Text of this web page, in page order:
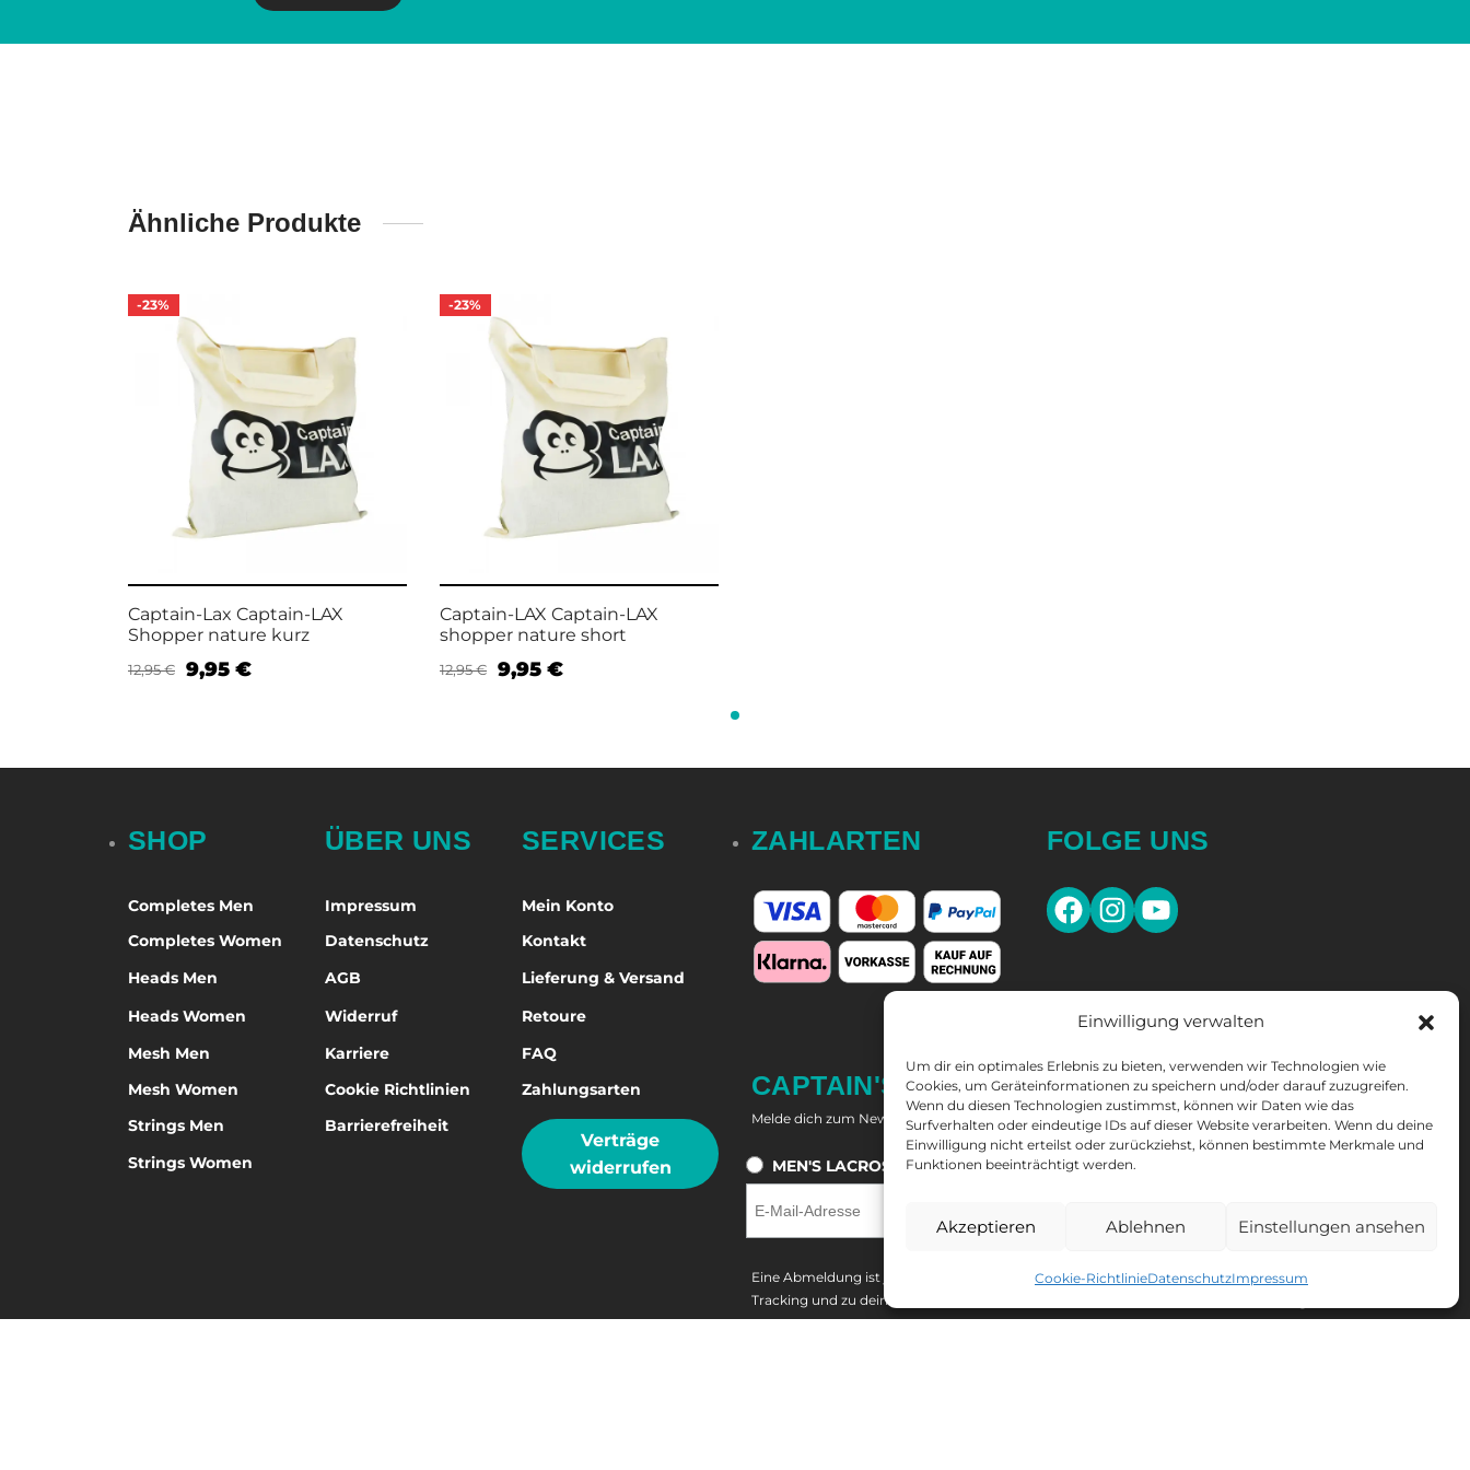
Einwilligung verwalten
Um dir ein optimales Erlebnis zu bieten, verwenden wir Technologien wie
Cookies, um Geräteinformationen zu speichern und/oder darauf zuzugreifen.
Wenn du diesen Technologien zustimmst, können wir Daten wie das
Surfverhalten oder eindeutige IDs auf dieser Website verarbeiten. Wenn du deine
Einwilligung nicht erteilst oder zurückziehst, können bestimmte Merkmale und
Funktionen beeinträchtigt werden.
Akzeptieren Ablehnen Einstellungen ansehen
Cookie-RichtlinieDatenschutzImpressum
regionalen Imker umsorgt!
Ähnliche Produkte
-23%
Captain-Lax Captain-LAX
Shopper nature kurz
12,95€ 9,95 €
-23%
Captain-LAX Captain-LAX
shopper nature short
12,95€ 9,95 €
SHOP
Completes Men
Completes Women
Heads Men
Heads Women
Mesh Men
Mesh Women
Strings Men
Strings Women
ÜBER UNS
Impressum
Datenschutz
AGB
Widerruf
Karriere
Cookie Richtlinien
Barrierefreiheit
SERVICES
Mein Konto
Kontakt
Lieferung & Versand
Retoure
FAQ
Zahlungsarten
Verträge
widerrufen
ZAHLARTEN FOLGE UNS
CAPTAIN'S NEWSLETTER
Melde dich zum Newsletter an und erhalte 10% Rabatt* auf deinen nächsten Einkauf.
MEN'S LACROSSE WOMEN'S LACROSSE
Eine Abmeldung ist jederzeit möglich. Alle Informationen zur Datenverarbeitung, zum
Tracking und zu deinem Widerrufsrecht findest du in unserer